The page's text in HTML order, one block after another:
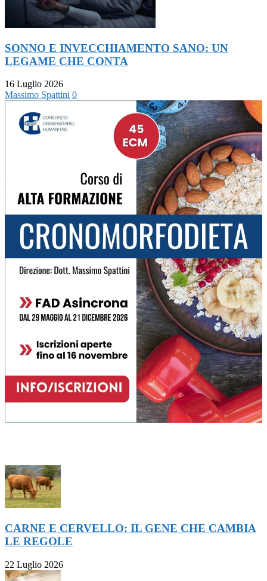
SONNO E INVECCHIAMENTO SANO: UN
LEGAME CHE CONTA
16 Luglio 2026
Massimo Spattini 0
CARNE E CERVELLO: IL GENE CHE CAMBIA
LE REGOLE
22 Luglio 2026